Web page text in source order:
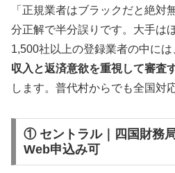
「正規業者はブラックだと絶対
分正解で半分誤りです。大手は
1,500社以上の登録業者の中には
収入と返済意欲を重視して審査
します。普代村からでも全国対
① セントラル｜四国財務
Web申込み可